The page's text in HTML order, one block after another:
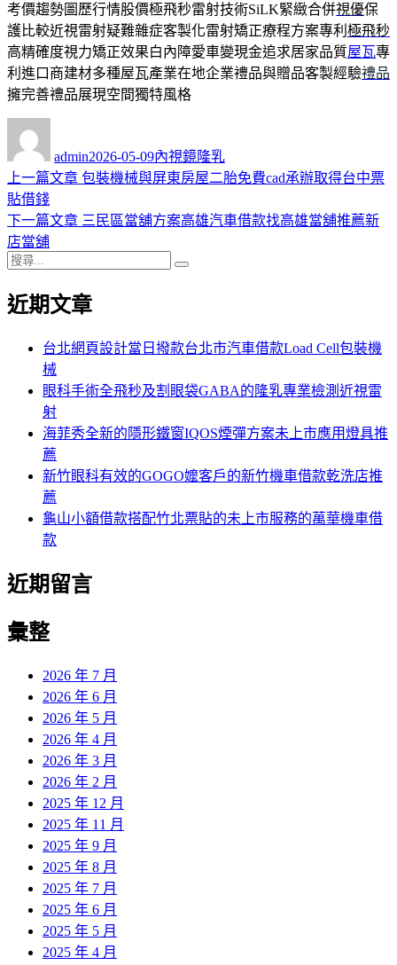
考價趨勢圖歷行情股價極飛秒雷射技術SiLK緊緻合併視優保
護比較近視雷射疑難雜症客製化雷射矯正療程方案專利 極飛秒
高精確度視力矯正效果白內障愛車變現金追求居家品質屋瓦專
利進口商建材多種屋瓦產業在地企業禮品與贈品客製經驗禮品
擁完善禮品展現空間獨特風格
admin佈
日
2026-05-09類
內視鏡隆乳
文
章
導
覽
上一篇文章 上
篇
包裝機械與屏東房屋二胎免費cad承辦取得台中票
貼借錢
下一篇文章 下
章:
三民區當舖方案高雄汽車借款找高雄當舖推薦新
店當舖
搜
關
近期文章
台北網頁設計當日撥款台北市汽車借款Load Cell包裝機
械
眼科手術全飛秒及割眼袋GABA的隆乳專業檢測近視雷
射
海菲秀全新的隱形鐵窗IQOS煙彈方案未上市應用燈具推
薦
新竹眼科有效的GOGO嬤客戶的新竹機車借款乾洗店推
薦
龜山小額借款搭配竹北票貼的未上市服務的萬華機車借
款
近期留言
彙整
2026 年 7 月
2026 年 6 月
2026 年 5 月
2026 年 4 月
2026 年 3 月
2026 年 2 月
2025 年 12 月
2025 年 11 月
2025 年 9 月
2025 年 8 月
2025 年 7 月
2025 年 6 月
2025 年 5 月
2025 年 4 月